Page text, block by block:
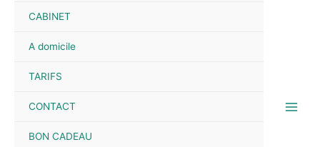
CABINET
A domicile
TARIFS
CONTACT
BON CADEAU